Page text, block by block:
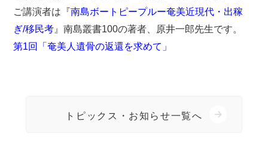
ご講演者は『南島ボートピープルー奄美近現代・出稼
ぎ/移民考 』南島叢書100の著者、原井一郎先生です。
第1回「奄美人遺骨の返還を求めて」
トピックス・お知らせ一覧へ